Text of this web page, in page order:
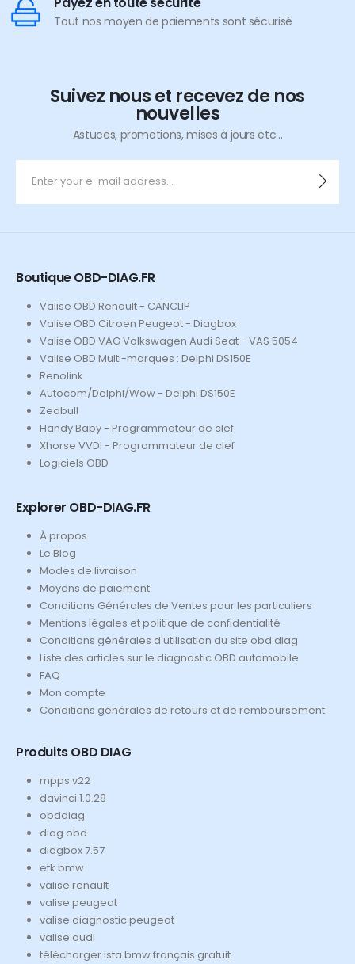
Tout nos moyen de paiements sont sécurisé
Suivez nous et recevez de nos
nouvelles
Astuces, promotions, mises à jours etc...
Boutique OBD-DIAG.FR
Valise OBD Renault - CANCLIP
Valise OBD Citroen Peugeot - Diagbox
Valise OBD VAG Volkswagen Audi Seat - VAS 5054
Valise OBD Multi-marques : Delphi DS150E
Renolink
Autocom/Delphi/Wow - Delphi DS150E
Zedbull
Handy Baby - Programmateur de clef
Xhorse VVDI - Programmateur de clef
Logiciels OBD
Explorer OBD-DIAG.FR
À propos
Le Blog
Modes de livraison
Moyens de paiement
Conditions Générales de Ventes pour les particuliers
Mentions légales et politique de confidentialité
Conditions générales d'utilisation du site obd diag
Liste des articles sur le diagnostic OBD automobile
FAQ
Mon compte
Conditions générales de retours et de remboursement
Produits OBD DIAG
mpps v22
davinci 1.0.28
obddiag
diag obd
diagbox 7.57
etk bmw
valise renault
valise peugeot
valise diagnostic peugeot
valise audi
télécharger ista bmw français gratuit